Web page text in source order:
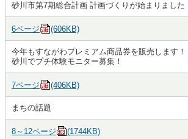
砂川市第7期総合計画 計画づくりが始まりました
6ページ (606KB)
今年もすながわプレミアム商品券を販売します！
砂川でプチ体験モニター募集！
7ページ (406KB)
まちの話題
8～12ページ (1744KB)